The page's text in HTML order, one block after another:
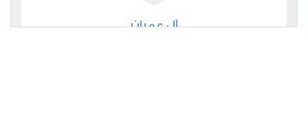
آل عمران